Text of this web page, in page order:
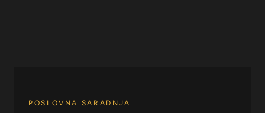
POSLOVNA SARADNJA